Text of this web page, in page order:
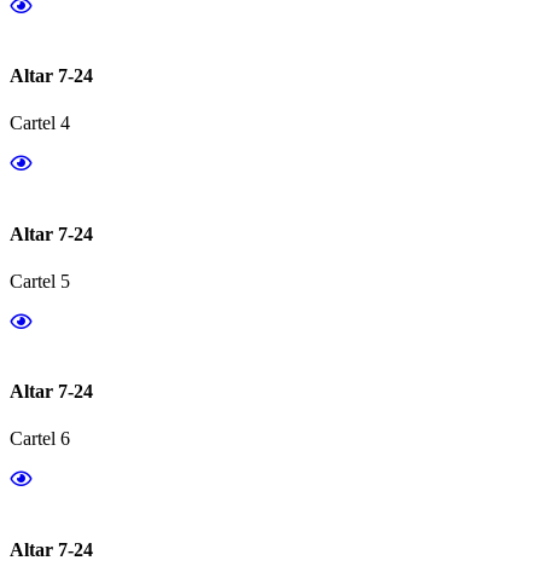
Altar 7-24
Cartel 4
Altar 7-24
Cartel 5
Altar 7-24
Cartel 6
Altar 7-24